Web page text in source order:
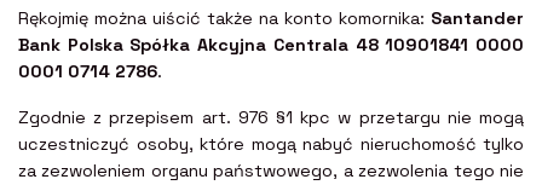
Rękojmię można uiścić także na konto komornika: Santander
Bank Polska Spółka Akcyjna Centrala 48 10901841 0000
0001 0714 2786.
Zgodnie z przepisem art. 976 §1 kpc w przetargu nie mogą
uczestniczyć osoby, które mogą nabyć nieruchomość tylko
za zezwoleniem organu państwowego, a zezwolenia tego nie